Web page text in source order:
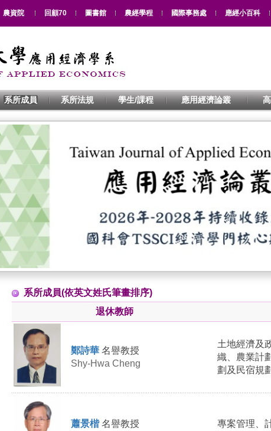
農資院 回顧70 圖書館 農經學程 國際事務處 應經小百科
系所成員 系所法規 學生/課程 應用經濟論叢
系所成員(依英文姓氏筆畫排序)
退休教師
鄭詩華 名譽教授
Shy-Hwa Cheng
土地經濟及
織、農業計
劃及民宿規
蕭景楷名譽教授
專案管理、